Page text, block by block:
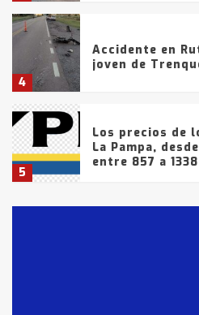
4
Accidente en
joven de
5
Los precios de
La Pampa,
entre 857 a